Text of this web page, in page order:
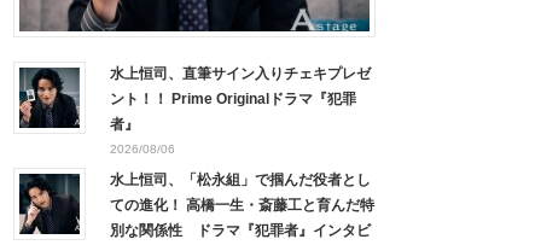
水上恒司、直筆サイン入りチェキプレゼ
ント！！ Prime Originalドラマ『犯罪
者』
2026/08/06
水上恒司、「松永組」で掴んだ役者とし
ての進化！ 高橋一生・斎藤工と育んだ特
別な関係性 ドラマ『犯罪者』インタビ